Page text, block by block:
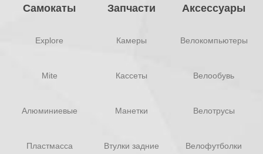
Самокаты
Explore
Mite
Алюминиевые
Пластмасса
Запчасти
Камеры
Кассеты
Манетки
Втулки задние
Аксессуары
Велокомпьютеры
Велообувь
Велотрусы
Велофутболки